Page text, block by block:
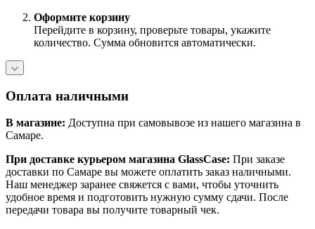
Оформите корзину
Перейдите в корзину, проверьте товары, укажите
количество. Сумма обновится автоматически.
Оплата наличными
В магазине: Доступна при самовывозе из нашего магазина в
Самаре.
При доставке курьером магазина GlassCase: При заказе
доставки по Самаре вы можете оплатить заказ наличными.
Наш менеджер заранее свяжется с вами, чтобы уточнить
удобное время и подготовить нужную сумму сдачи. После
передачи товара вы получите товарный чек.